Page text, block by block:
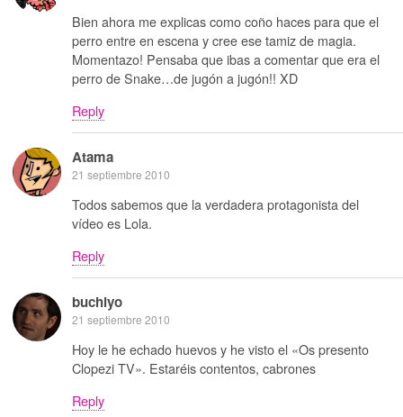
Bien ahora me explicas como coño haces para que el
perro entre en escena y cree ese tamiz de magia.
Momentazo! Pensaba que ibas a comentar que era el
perro de Snake…de jugón a jugón!! XD
Reply
Atama
21 septiembre 2010
Todos sabemos que la verdadera protagonista del
vídeo es Lola.
Reply
buchiyo
21 septiembre 2010
Hoy le he echado huevos y he visto el «Os presento
Clopezi TV». Estaréis contentos, cabrones
Reply